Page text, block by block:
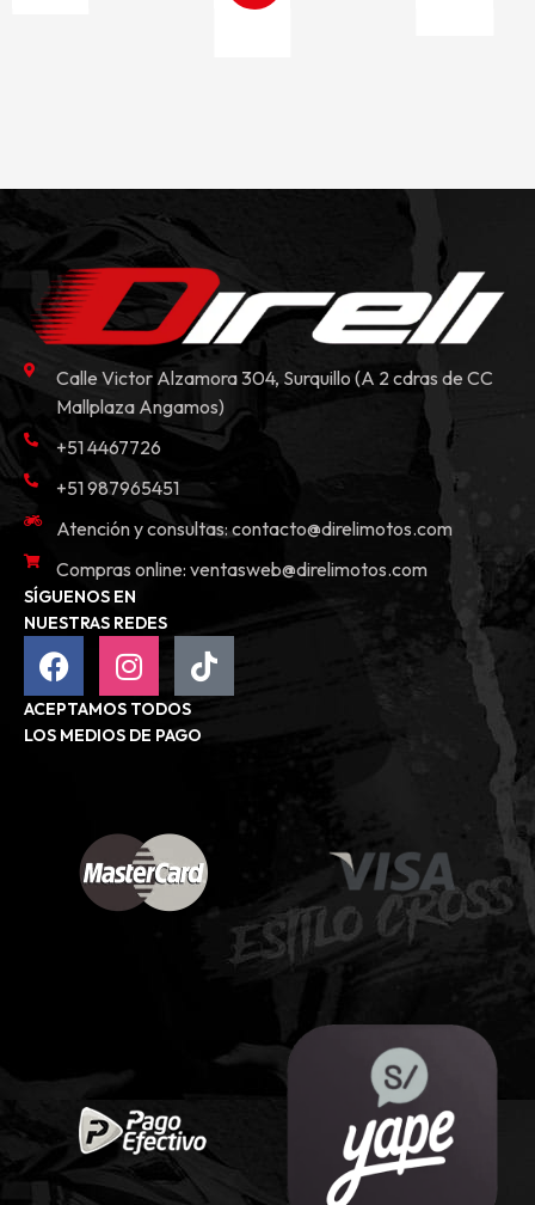
Calle Victor Alzamora 304, Surquillo (A 2 cdras de CC
Mallplaza Angamos)
+51 4467726
+51 987965451
Atención y consultas:contacto@direlimotos.com
Compras online: ventasweb@direlimotos.com
SÍGUENOS EN
NUESTRAS REDES
ACEPTAMOS TODOS
LOS MEDIOS DE PAGO